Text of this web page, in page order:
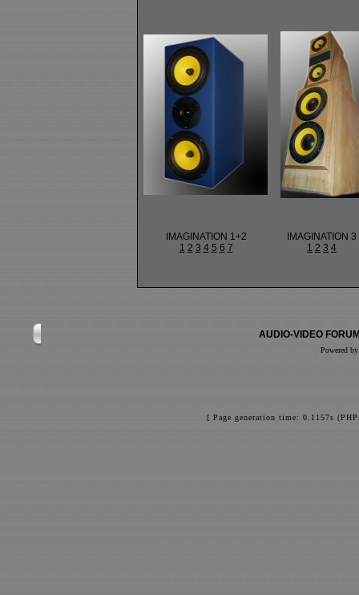
IMAGINATION 1+2
1 2 3 4 5 6 7
IMAGINATION 3
1 2 3 4
AUDIO-VIDEO
Powered
[ Page generation time: 0.1157s